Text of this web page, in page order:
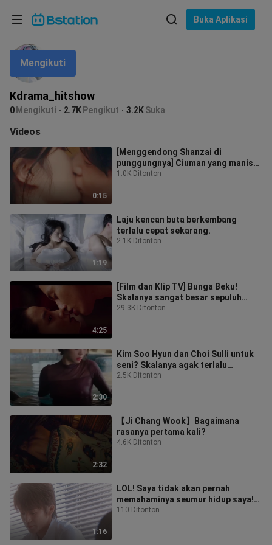
Buka Aplikasi
Kdrama_hitshow
0 Mengikuti 2.7K Pengikut 3.2KSuka
Mengikuti
Videos
0:15
[Menggendong Shanzai di
punggungnya] Ciuman yang manis
dan sedih
1.0K Ditonton
1:19
Laju kencan buta berkembang
terlalu cepat sekarang.
2.1K Ditonton
4:25
[Film dan Klip TV] Bunga Beku!
Skalanya sangat besar sepuluh
tahun lalu! Berikan pacarmu kepada
29.3K Ditonton
2:30
Kim Soo Hyun dan Choi Sulli untuk
seni? Skalanya agak terlalu
berlebihan. Semoga almarhum
2.5K Ditonton
2:32
【Ji Chang Wook】Bagaimana
rasanya pertama kali?
4.6K Ditonton
1:16
LOL! Saya tidak akan pernah
memahaminya seumur hidup saya!
Mengapa Shancai memilih
110 Ditonton
Bahasa: Bahasa Indonesia
Pilih bahasa
English
ภาษาไทย
Tiếng Việt
Bahasa Melayu